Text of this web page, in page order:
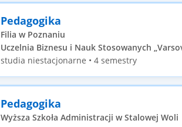
Pedagogika
Filia w Poznaniu
Uczelnia Biznesu i Nauk Stosowanych
studia niestacjonarne • 4 semestry
Pedagogika
Wyższa Szkoła Administracji w Stalowej Woli